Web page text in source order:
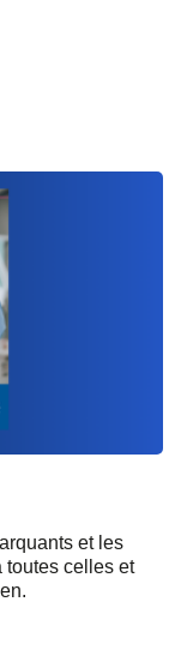
et les
toutes celles et